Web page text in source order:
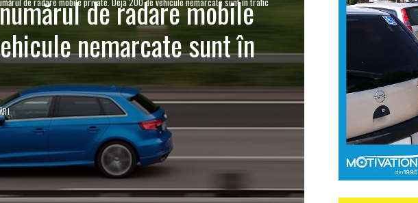
de radare mobile
nemarcate sunt în